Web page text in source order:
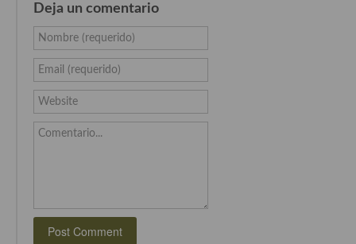
Cocina de la Republica Checa
Cocina de Polonia
Cocina de Ucrania
Cocina Eslovena
Cocina Holandesa
Cocina Hungara
Deja un comentario
Nombre (requerido)
Email (requerido)
Website
Comentario...